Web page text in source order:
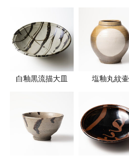
白釉黒流描大皿 塩釉丸紋壷